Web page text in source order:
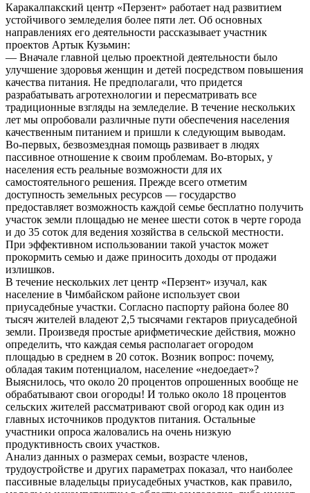
Каракалпакский центр «Перзент» работает над развитием
устойчивого земледелия более пяти лет. Об основных
направлениях его деятельности рассказывает участник
проектов Артык Кузьмин:
— Вначале главной целью проектной деятельности было
улучшение здоровья женщин и детей посредством повышения
качества питания. Не предполагали, что придется
разрабатывать агротехнологии и пересматривать все
традиционные взгляды на земледелие. В течение нескольких
лет мы опробовали различные пути обеспечения населения
качественным питанием и пришли к следующим выводам.
Во-первых, безвозмездная помощь развивает в людях
пассивное отношение к своим проблемам. Во-вторых, у
населения есть реальные возможности для их
самостоятельного решения. Прежде всего отметим
доступность земельных ресурсов — государство
предоставляет возможность каждой семье бесплатно получить
участок земли площадью не менее шести соток в черте города
и до 35 соток для ведения хозяйства в сельской местности.
При эффективном использовании такой участок может
прокормить семью и даже приносить доходы от продажи
излишков.
В течение нескольких лет центр «Перзент» изучал, как
население в Чимбайском районе использует свои
приусадебные участки. Согласно паспорту района более 80
тысяч жителей владеют 2,5 тысячами гектаров приусадебной
земли. Произведя простые арифметические действия, можно
определить, что каждая семья располагает огородом
площадью в среднем в 20 соток. Возник вопрос: почему,
обладая таким потенциалом, население «недоедает»?
Выяснилось, что около 20 процентов опрошенных вообще не
обрабатывают свои огороды! И только около 18 процентов
сельских жителей рассматривают свой огород как один из
главных источников продуктов питания. Остальные
участники опроса жаловались на очень низкую
продуктивность своих участков.
Анализ данных о размерах семьи, возрасте членов,
трудоустройстве и других параметрах показал, что наиболее
пассивные владельцы приусадебных участков, как правило,